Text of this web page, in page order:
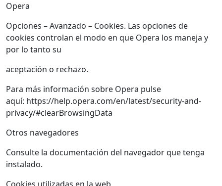
Opera
Opciones – Avanzado – Cookies. Las opciones de
cookies controlan el modo en que Opera los maneja y
por lo tanto su
aceptación o rechazo.
Para más información sobre Opera pulse
aquí: https://help.opera.com/en/latest/security-and-
privacy/#clearBrowsingData
Otros navegadores
Consulte la documentación del navegador que tenga
instalado.